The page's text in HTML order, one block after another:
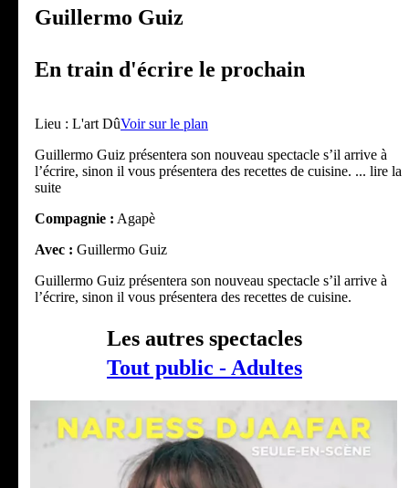
Guillermo Guiz
En train d'écrire le prochain
Lieu : L'art DûVoir sur le plan
Guillermo Guiz présentera son nouveau spectacle s’il arrive à
l’écrire, sinon il vous présentera des recettes de cuisine. ... lire la
suite
Compagnie : Agapè
Avec : Guillermo Guiz
Guillermo Guiz présentera son nouveau spectacle s’il arrive à
l’écrire, sinon il vous présentera des recettes de cuisine.
Les autres spectacles
Tout public - Adultes